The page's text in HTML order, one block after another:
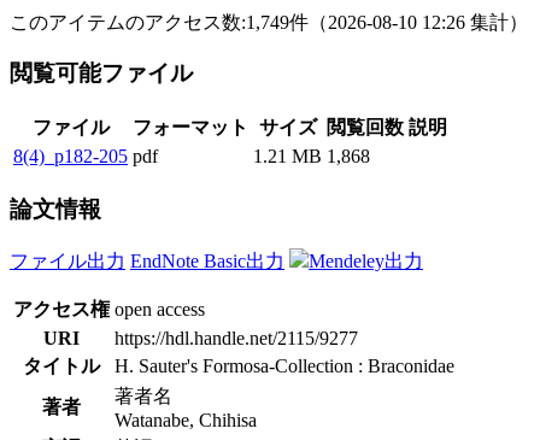
このアイテムのアクセス数:1,749件 （2026-08-10 12:26 集計）
閲覧可能ファイル
ファイル フォーマット サイズ 閲覧回数 説明
8(4)_p182-205 pdf 1.21 MB 1,868
論文情報
ファイル出力 EndNote Basic出力 Mendeley出力
アクセス権 open access
URI
https://hdl.handle.net/2115/9277
タイトル
H. Sauter's Formosa-Collection : Braconidae
著者
著者名
Watanabe, Chihisa